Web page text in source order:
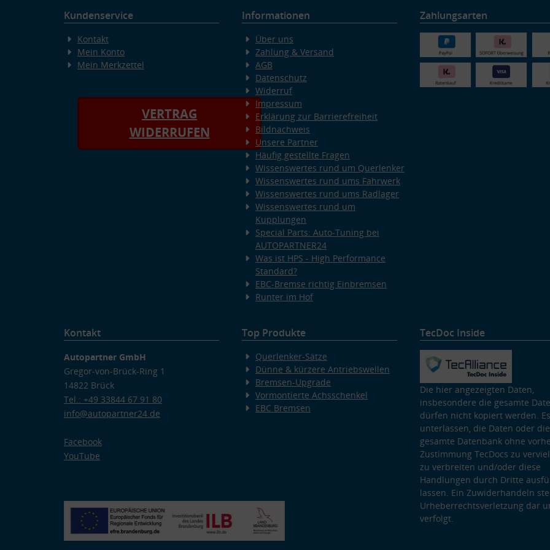
Kundenservice
Kontakt
Mein Konto
Mein Merkzettel
VERTRAG
WIDERRUFEN
Informationen
Über uns
Zahlung & Versand
AGB
Datenschutz
Widerruf
Impressum
Erklärung zur Barrierefreiheit
Bildnachweis
Unsere Partner
Häufig gestellte Fragen
Wissenswertes rund um Querlenker
Wissenswertes rund ums Fahrwerk
Wissenswertes rund ums Radlager
Wissenswertes rund um
Kupplungen
Special Parts: Auto-Tuning bei
AUTOPARTNER24
Was ist HPS - High Performance
Standard?
EBC-Bremse richtig Einbremsen
Runter im Hof
Zahlungsarten
Kontakt
Autopartner GmbH
Gregor-von-Brück-Ring 1
14822 Brück
Tel.: +49 33844 67 91 80
info@autopartner24.de
Facebook
YouTube
Top Produkte
Querlenker-Sätze
Dünne & kürzere Antriebswellen
Bremsen-Upgrade
Vormontierte Achsschenkel
EBC Bremsen
TecDoc Inside
Die hier angezeigten Daten,
insbesondere die gesamte
dürfen nicht kopiert werden.
unterlassen, die Daten oder die
gesamte Datenbank ohne
Zustimmung TecDocs zu
zu verbreiten und/oder diese
Handlungen durch Dritte
lassen. Ein Zuwiderhandeln
Urheberrechtsverletzung dar
verfolgt.